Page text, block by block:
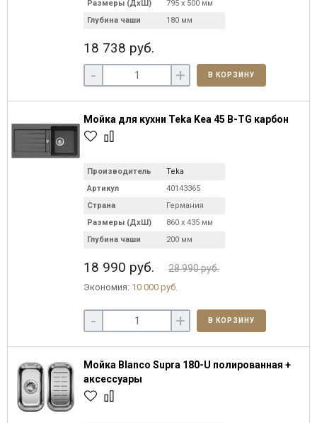
Размеры (ДхШ)
795 х 500 мм
Глубина чаши
180 мм
18 738 руб.
- + В КОРЗИНУ
Мойка для кухни Teka Kea 45 B-TG карбон
Производитель
Teka
Артикул
40143365
Страна
Германия
Размеры (ДхШ)
860 х 435 мм
Глубина чаши
200 мм
18 990 руб. 28 990 руб.
Экономия: 10 000 руб.
- + В КОРЗИНУ
Мойка Blanco Supra 180-U полированная +
аксессуары